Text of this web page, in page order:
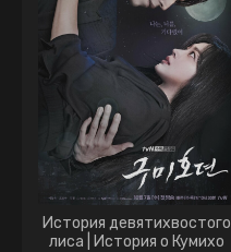
История девятихвостого
лиса | История о Кумихо